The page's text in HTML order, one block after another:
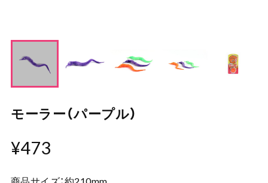
モーラー（パープル）
¥473